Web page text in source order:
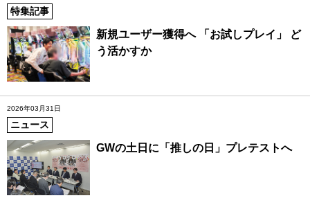
特集記事
新規ユーザー獲得へ 「お試しプレイ」 ど
う活かすか
2026年03月31日
ニュース
GWの土日に「推しの日」プレテストへ